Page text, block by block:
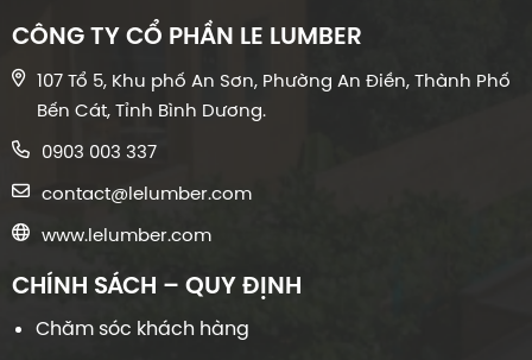
CÔNG TY CỔ PHẦN LE LUMBER
107 Tổ 5, Khu phố An Sơn, Phường An Điền, Thành Phố
Bến Cát, Tỉnh Bình Dương.
0903 003 337
contact@lelumber.com
www.lelumber.com
CHÍNH SÁCH – QUY ĐỊNH
Chăm sóc khách hàng